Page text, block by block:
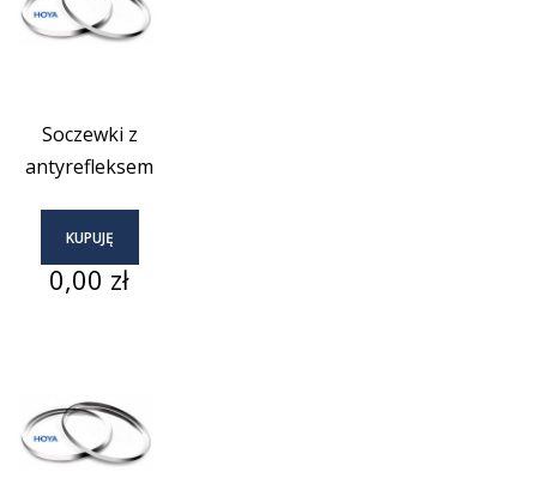
Soczewki z
antyrefleksem
KUPUJĘ
Cena
0,00 zł